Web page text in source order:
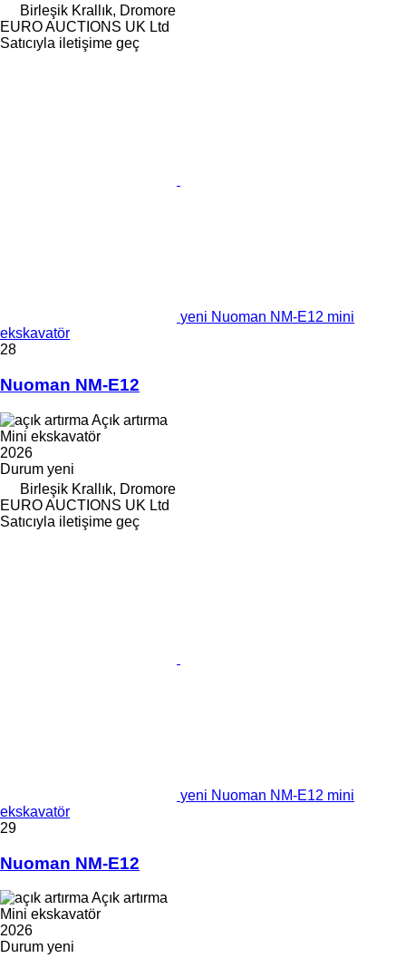
Birleşik Krallık, Dromore
EURO AUCTIONS UK Ltd
Satıcıyla iletişime geç
yeni Nuoman NM-E12 mini
ekskavatör
28
Nuoman NM-E12
Açık artırma
Mini ekskavatör
2026
Durum yeni
Birleşik Krallık, Dromore
EURO AUCTIONS UK Ltd
Satıcıyla iletişime geç
yeni Nuoman NM-E12 mini
ekskavatör
29
Nuoman NM-E12
Açık artırma
Mini ekskavatör
2026
Durum yeni